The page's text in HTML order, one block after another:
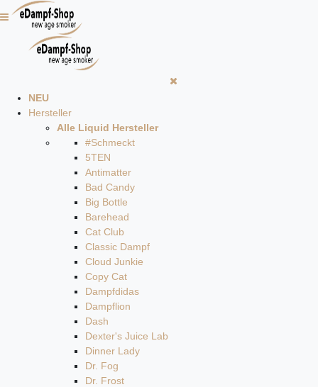
NEU
Hersteller
Alle Liquid Hersteller
#Schmeckt
5TEN
Antimatter
Bad Candy
Big Bottle
Barehead
Cat Club
Classic Dampf
Cloud Junkie
Copy Cat
Dampfdidas
Dampflion
Dash
Dexter's Juice Lab
Dinner Lady
Dr. Fog
Dr. Frost